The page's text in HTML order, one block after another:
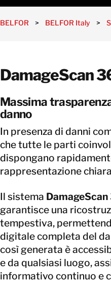
BELFOR > BELFOR Italy >
DamageScan
Massima
danno
In presenza di danni
che tutte le parti
dispongano
rappresentazione
Il sistema
garantisce una
tempestiva,
digitale completa del
così generata è
e da qualsiasi luogo,
informativo continuo e